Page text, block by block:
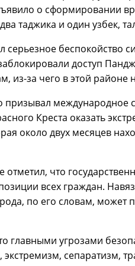
о сформировании
таджика и один узбек,
серьезное беспокойство
доступ
из-за чего в этой районе
призывал международное
Креста оказать
около двух месяцев
отметил, что
всех граждан.
по его словам, может
главными угрозами
сепаратизм,